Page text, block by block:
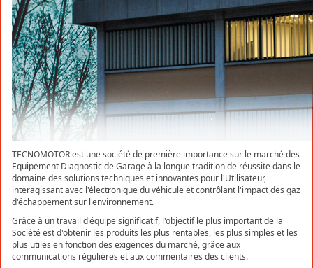
TECNOMOTOR est une société de première importance sur le marché des
Equipement Diagnostic de Garage à la longue tradition de réussite dans le
domaine des solutions techniques et innovantes pour l'Utilisateur,
interagissant avec l'électronique du véhicule et contrôlant l'impact des gaz
d'échappement sur l'environnement.
Grâce à un travail d'équipe significatif, l'objectif le plus important de la
Société est d'obtenir les produits les plus rentables, les plus simples et les
plus utiles en fonction des exigences du marché, grâce aux
communications régulières et aux commentaires des clients.